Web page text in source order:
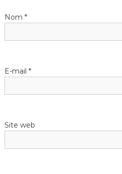
Nom *
E-mail *
Site web